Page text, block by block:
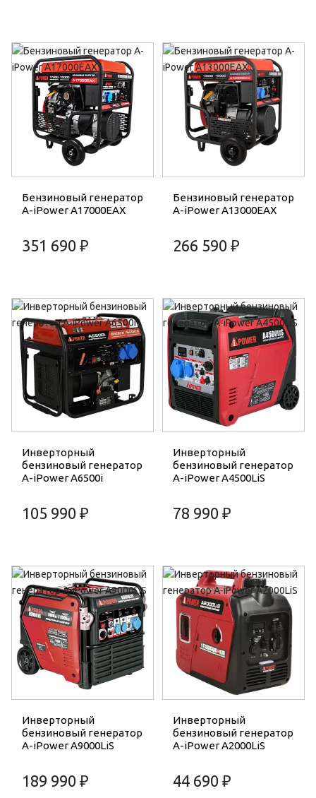
Бензиновый генератор
A-iPower A17000EAX
351 690 ₽
Бензиновый генератор
A-iPower A13000EAX
266 590 ₽
Инверторный
бензиновый генератор
A-iPower A6500i
105 990 ₽
Инверторный
бензиновый генератор
A-iPower A4500LiS
78 990 ₽
Инверторный
бензиновый генератор
A-iPower A9000LiS
189 990 ₽
Инверторный
бензиновый генератор
A-iPower A2000LiS
44 690 ₽